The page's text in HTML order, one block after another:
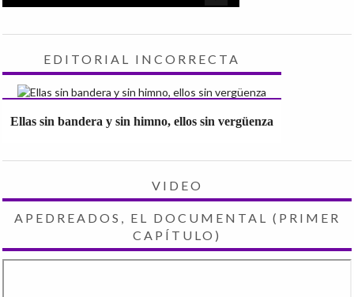
EDITORIAL INCORRECTA
Ellas sin bandera y sin himno, ellos sin vergüenza
VIDEO
APEDREADOS, EL DOCUMENTAL (PRIMER
CAPÍTULO)